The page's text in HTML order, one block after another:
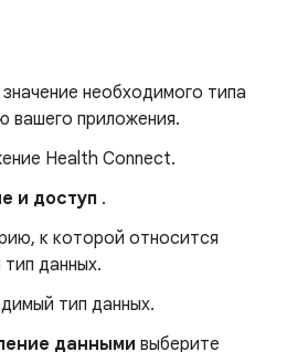
необходимого типа
вашего приложения.
Health Connect.
и доступ .
к которой относится
данных.
тип данных.
данными выберите